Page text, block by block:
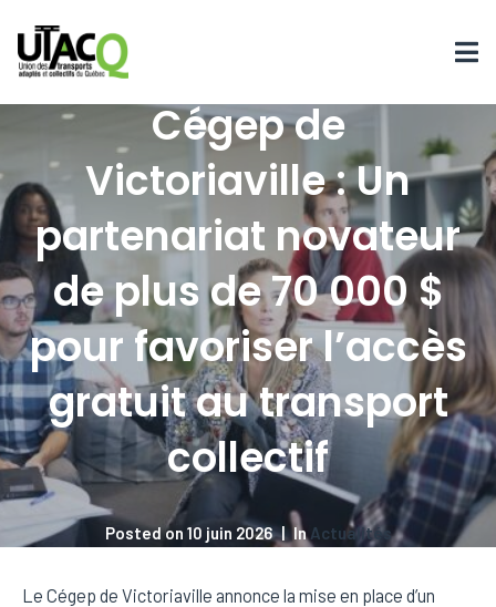
Cégep de
Victoriaville : Un
partenariat novateur
de plus de 70 000 $
pour favoriser l’accès
gratuit au transport
collectif
Posted on 10 juin 2026 In Actualités
Le Cégep de Victoriaville annonce la mise en place d’un